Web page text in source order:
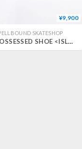
¥9,900
SKATESHOP
POSSESSED SHOE <ISLAND UPSETTERS SLAPPY>